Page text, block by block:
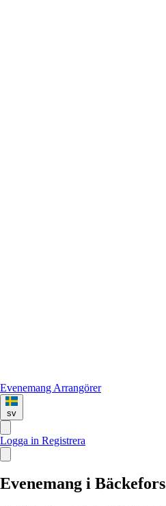
Evenemang Arrangörer
sv
Logga in Registrera
Evenemang i Bäckefors